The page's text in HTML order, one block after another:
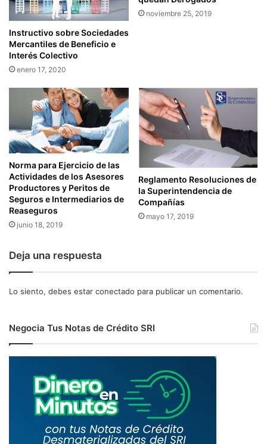
E
L
R
C
T
R
I
B
U
C
I
Ó
N
E
U
N
O
E
E
N
A
B
Í
Y
E
S
M
E
R
A
D
S
Instructivo sobre Sociedades
Mercantiles de Beneficio e
Interés Colectivo
enero 17, 2020
noviembre 25, 2019
Norma para Ejercicio de las
Actividades de los Asesores
Productores y Peritos de
Seguros e Intermediarios de
Reaseguros
junio 18, 2019
Reglamento Resoluciones de
la Superintendencia de
Compañías
mayo 17, 2019
Deja una respuesta
Lo siento, debes estar conectado para publicar un comentario.
Negocia Tus Notas de Crédito SRI